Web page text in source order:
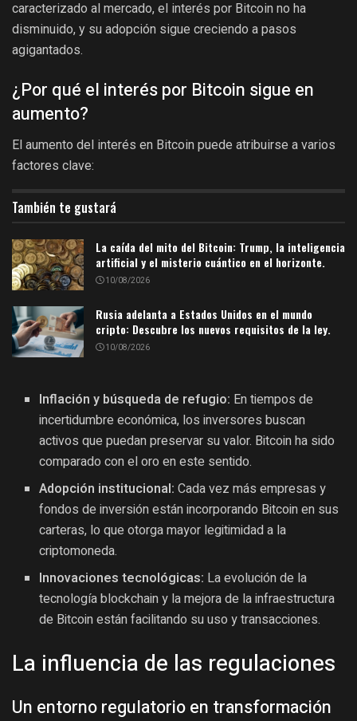
caracterizado al mercado, el interés por Bitcoin no ha
disminuido, y su adopción sigue creciendo a pasos
agigantados.
¿Por qué el interés por Bitcoin sigue en
aumento?
El aumento del interés en Bitcoin puede atribuirse a varios
factores clave:
También te gustará
La caída del mito del Bitcoin: Trump, la inteligencia
artificial y el misterio cuántico en el horizonte.
10/08/2026
Rusia adelanta a Estados Unidos en el mundo
cripto: Descubre los nuevos requisitos de la ley.
10/08/2026
Inflación y búsqueda de refugio: En tiempos de
incertidumbre económica, los inversores buscan
activos que puedan preservar su valor. Bitcoin ha sido
comparado con el oro en este sentido.
Adopción institucional: Cada vez más empresas y
fondos de inversión están incorporando Bitcoin en sus
carteras, lo que otorga mayor legitimidad a la
criptomoneda.
Innovaciones tecnológicas: La evolución de la
tecnología blockchain y la mejora de la infraestructura
de Bitcoin están facilitando su uso y transacciones.
La influencia de las regulaciones
Un entorno regulatorio en transformación